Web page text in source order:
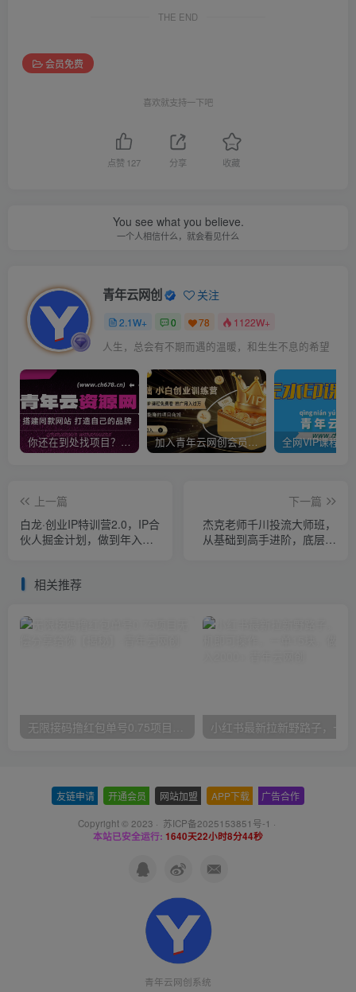
THE END
会员免费
喜欢就支持一下吧
点赞 127 分享 收藏
You see what you believe.
一个人相信什么，就会看见什么
青年云网创 关注
2.1W+ 0 78 1122W+
人生，总会有不期而遇的温暖，和生生不息的希望
你还在到处找项目？还在当韭菜？我靠卖项目一个月收入5万+，曾经我也是个失败者。 加入青年云网创会员，全站资源免费学习。加入高级合伙人，推广日入1000+
上一篇
白龙·创业IP特训营2.0，IP合
伙人掘金计划，做到年入
下一篇
杰克老师千川投流大师班，
从基础到高手进阶，底层逻
相关推荐
无限接码撸红包单号0.75项目无偿分享给你【揭秘】
友链申请 开通会员 网站加盟 APP下载 广告合作
Copyright © 2023 · 苏ICP备2025153851号-1 ·
本站已安全运行: 1640天22小时8分44秒
青年云网创系统